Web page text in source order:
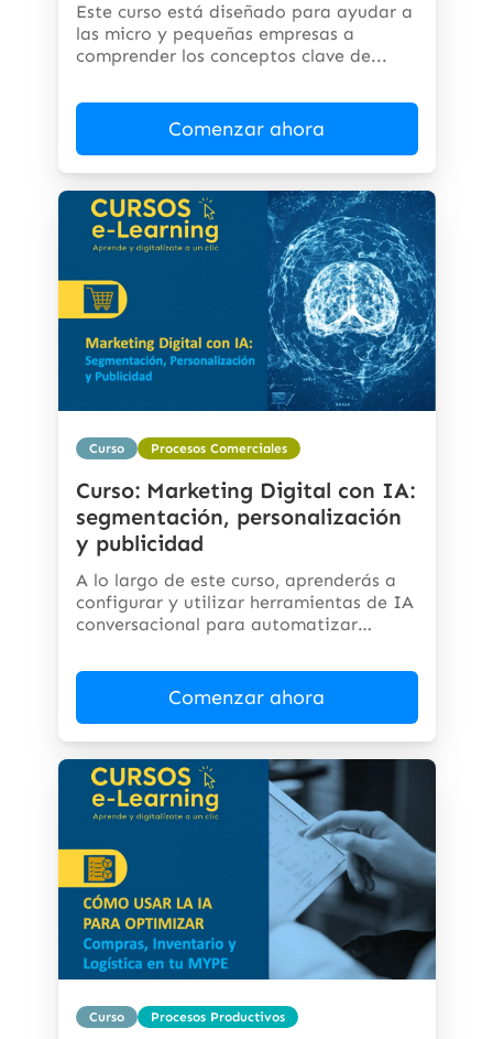
Este curso está diseñado para ayudar a
las micro y pequeñas empresas a
comprender los conceptos clave de...
Comenzar ahora
Curso Procesos Comerciales
Curso: Marketing Digital con IA:
segmentación, personalización
y publicidad
A lo largo de este curso, aprenderás a
configurar y utilizar herramientas de IA
conversacional para automatizar
Comenzar ahora
Curso Procesos Productivos